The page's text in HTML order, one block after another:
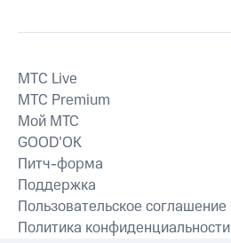
MTС Live
MTС Premium
Мой МТС
GOOD’OK
Питч-форма
Поддержка
Пользовательское соглашение
Политика конфиденциальности